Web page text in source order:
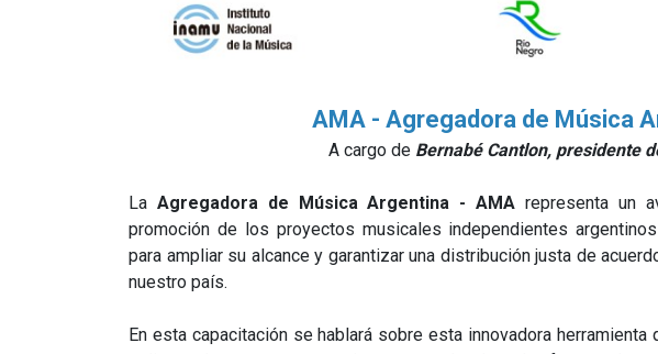
AMA - Agregadora de Música
A cargo de Bernabé Cantlon, presidente
La Agregadora de Música Argentina - AMA representa un
promoción de los proyectos musicales independientes
para ampliar su alcance y garantizar una distribución justa de
nuestro país.
En esta capacitación se hablará sobre esta innovadora